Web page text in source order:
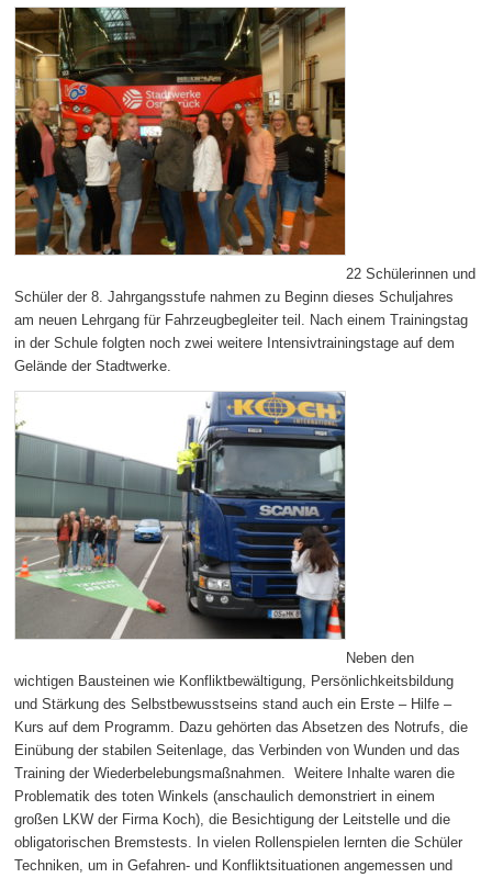
22 Schülerinnen und
Schüler der 8. Jahrgangsstufe nahmen zu Beginn dieses Schuljahres
am neuen Lehrgang für Fahrzeugbegleiter teil. Nach einem Trainingstag
in der Schule folgten noch zwei weitere Intensivtrainingstage auf dem
Gelände der Stadtwerke.
Neben den
wichtigen Bausteinen wie Konfliktbewältigung, Persönlichkeitsbildung
und Stärkung des Selbstbewusstseins stand auch ein Erste – Hilfe –
Kurs auf dem Programm. Dazu gehörten das Absetzen des Notrufs, die
Einübung der stabilen Seitenlage, das Verbinden von Wunden und das
Training der Wiederbelebungsmaßnahmen. Weitere Inhalte waren die
Problematik des toten Winkels (anschaulich demonstriert in einem
großen LKW der Firma Koch), die Besichtigung der Leitstelle und die
obligatorischen Bremstests. In vielen Rollenspielen lernten die Schüler
Techniken, um in Gefahren- und Konfliktsituationen angemessen und